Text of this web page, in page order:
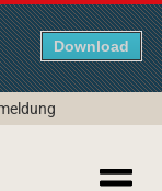
Download